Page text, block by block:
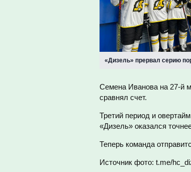
«Дизель» прервал серию
Семена Иванова на 27-й
сравнял счет.
Третий период и
«Дизель» оказался
Теперь команда
Источник фото: t.me/